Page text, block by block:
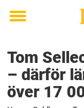
Toggle
Tom
– därför
över 17